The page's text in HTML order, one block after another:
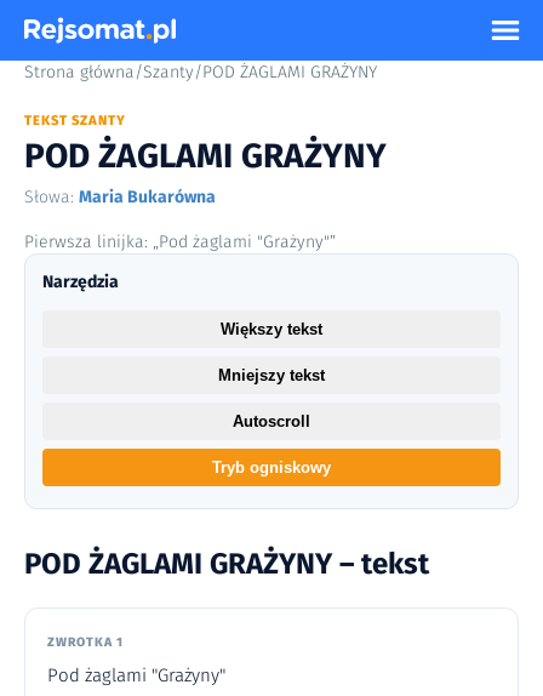
Strona główna/Szanty/POD ŻAGLAMI GRAŻYNY
TEKST SZANTY
POD ŻAGLAMI GRAŻYNY
Słowa: Maria Bukarówna
Pierwsza linijka: „Pod żaglami "Grażyny"”
POD ŻAGLAMI GRAŻYNY – tekst
ZWROTKA 1
Pod żaglami "Grażyny"
Narzędzia
Większy tekst
Mniejszy tekst
Autoscroll
Tryb ogniskowy